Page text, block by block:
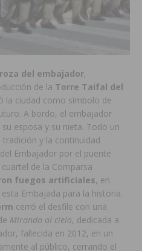
del embajador,
de la Torre Taifal del
la ciudad como símbolo de
A bordo, el embajador
esposa y su nieta. Todo un
tradición y la continuidad
Embajador por el puente
de la Comparsa
fuegos artificiales, en
Embajada para la historia.
cerró el desfile con una
Mirando al cielo, dedicada a
fallecida en 2012, en un
al público, cerrando el